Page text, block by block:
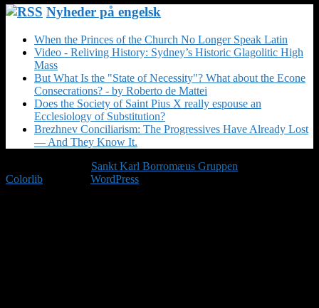
Nyheder på engelsk
When the Princes of the Church No Longer Speak Latin
Video - Reliving History: Sydney’s Historic Glagolitic High
Mass
But What Is the "State of Necessity"? What about the Econe
Consecrations? - by Roberto de Mattei
Does the Society of Saint Pius X really espouse an
Ecclesiology of Substitution?
Brezhnev Conciliarism: The Progressives Have Already Lost
— And They Know It.
Sankt Karl Borromæus Gruppen
Colorlib
WordPress